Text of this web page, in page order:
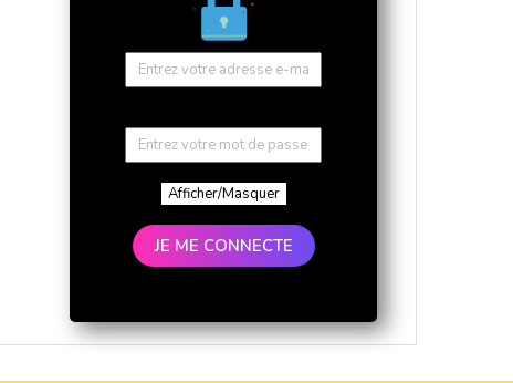
Afficher/Masquer
JE ME CONNECTE